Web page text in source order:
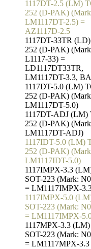
1117DT-2.5 (LM)
252 (D-PAK)
LM1117DT-2.5) =
AZ1117D-2.5
1117DT-33TR
252 (D-PAK)
L1117-33) =
LD1117DT33TR,
LM1117DT-3.3,
1117DT-5.0 (LM)
252 (D-PAK)
LM1117DT-5.0)
1117DT-ADJ (LM)
252 (D-PAK)
LM1117DT-ADJ)
1117IDT-5.0 (LM)
252 (D-PAK)
LM1117IDT-5.0)
1117IMPX-3.3
SOT-223 (Mark:
= LM1117IMPX-
1117IMPX-5.0
SOT-223 (Mark:
= LM1117IMPX-
1117MPX-3.3 (LM)
SOT-223 (Mark:
= LM1117MPX-3.3